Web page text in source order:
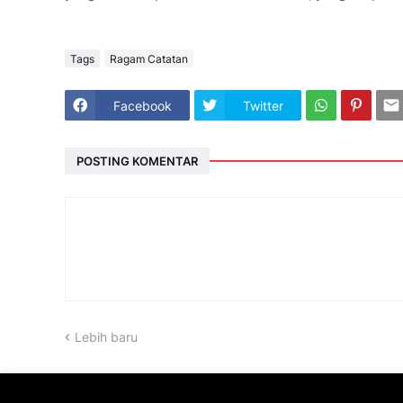
Tags Ragam Catatan
Facebook Twitter
POSTING KOMENTAR
Lebih baru